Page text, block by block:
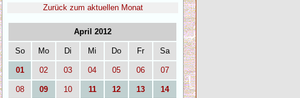
Zurück zum aktuellen Monat
April 2012
So Mo Di Mi Do Fr Sa
01 02 03 04 05 06 07
08 09 10 11 12 13 14